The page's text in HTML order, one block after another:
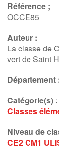
Référence ;
OCCE85
Auteur :
La classe de
vert de Saint
Département :
Catégorie(s) :
Classes
Niveau de
CE2CM1